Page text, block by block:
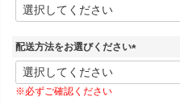
必
)
配送方法をお選びください
(
※必ずご確認ください